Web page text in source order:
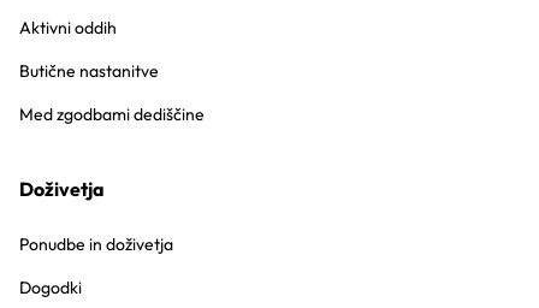
Aktivni oddih
Butične nastanitve
Med zgodbami dediščine
Doživetja
Ponudbe in doživetja
Dogodki